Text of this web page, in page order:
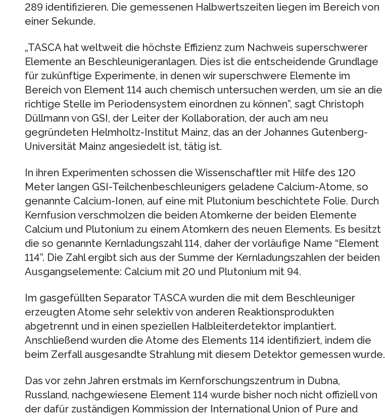
289 identifizieren. Die gemessenen Halbwertszeiten liegen im Bereich von
einer Sekunde.
„TASCA hat weltweit die höchste Effizienz zum Nachweis superschwerer
Elemente an Beschleunigeranlagen. Dies ist die entscheidende Grundlage
für zukünftige Experimente, in denen wir superschwere Elemente im
Bereich von Element 114 auch chemisch untersuchen werden, um sie an die
richtige Stelle im Periodensystem einordnen zu können”, sagt Christoph
Düllmann von GSI, der Leiter der Kollaboration, der auch am neu
gegründeten Helmholtz-Institut Mainz, das an der Johannes Gutenberg-
Universität Mainz angesiedelt ist, tätig ist.
In ihren Experimenten schossen die Wissenschaftler mit Hilfe des 120
Meter langen GSI-Teilchenbeschleunigers geladene Calcium-Atome, so
genannte Calcium-Ionen, auf eine mit Plutonium beschichtete Folie. Durch
Kernfusion verschmolzen die beiden Atomkerne der beiden Elemente
Calcium und Plutonium zu einem Atomkern des neuen Elements. Es besitzt
die so genannte Kernladungszahl 114, daher der vorläufige Name “Element
114”. Die Zahl ergibt sich aus der Summe der Kernladungszahlen der beiden
Ausgangselemente: Calcium mit 20 und Plutonium mit 94.
Im gasgefüllten Separator TASCA wurden die mit dem Beschleuniger
erzeugten Atome sehr selektiv von anderen Reaktionsprodukten
abgetrennt und in einen speziellen Halbleiterdetektor implantiert.
Anschließend wurden die Atome des Elements 114 identifiziert, indem die
beim Zerfall ausgesandte Strahlung mit diesem Detektor gemessen wurde.
Das vor zehn Jahren erstmals im Kernforschungszentrum in Dubna,
Russland, nachgewiesene Element 114 wurde bisher noch nicht offiziell von
der dafür zuständigen Kommission der International Union of Pure and